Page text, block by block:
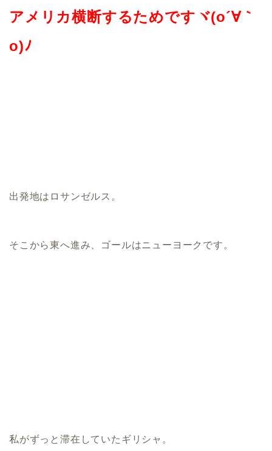
アメリカ横断するためですヾ(o´∀｀
o)ﾉ
出発地はロサンゼルス。
そこから東へ進み、ゴールはニューヨークです。
私がずっと滞在していたギリシャ。